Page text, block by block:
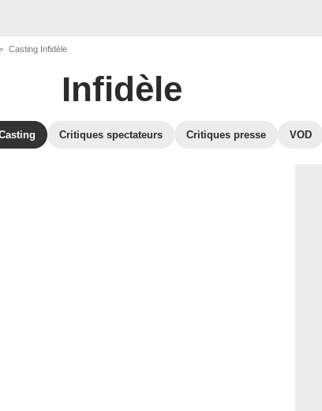
Casting Infidèle
Infidèle
Critiques spectateurs Critiques presse VOD